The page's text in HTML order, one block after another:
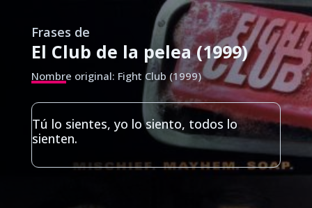
Frases de
El Club de la pelea (1999)
Nombre original: Fight Club (1999)
Tú lo sientes, yo lo siento, todos lo
sienten.